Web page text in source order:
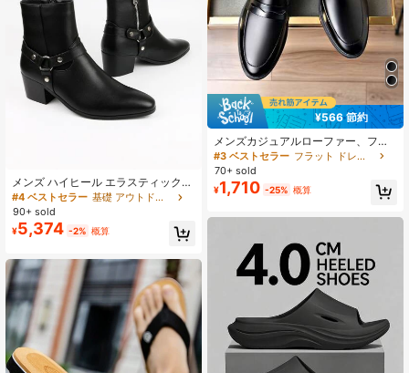
メンズ ハイヒール エラスティック
チェルシー ブーツ
#4 ベストセラー
基礎 アウトドアシューズ
90+ sold
¥5,374 -2% 概算
¥566 節約
メンズカジュアルローファー、ファ
ッショナブルなカジュアルスタイ
ル、結婚式、スーツパーティー、集
まり、仕事、オフィスに適していま
す、ソフト、滑り止め、エレガント
したメンズドレスシューズ(サイズが
合うかもしれません)
#3 ベストセラー
フラット ドレスシューズ
70+ sold
¥1,710 -25% 概算